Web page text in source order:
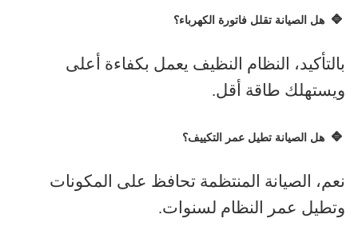
🔹 هل الصيانة تقلل فاتورة الكهرباء؟
بالتأكيد، النظام النظيف يعمل بكفاءة أعلى
ويستهلك طاقة أقل.
🔹 هل الصيانة تطيل عمر التكييف؟
نعم، الصيانة المنتظمة تحافظ على المكونات
وتطيل عمر النظام لسنوات.